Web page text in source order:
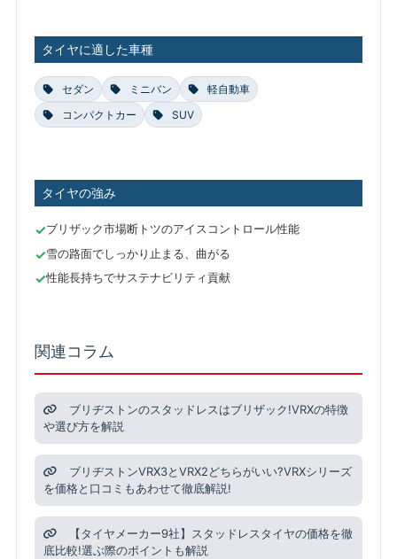
タイヤに適した車種
セダン ミニバン
軽自動車
コンパクトカー
SUV
タイヤの強み
ブリザック市場断トツのアイスコントロール性能
雪の路面でしっかり止まる、曲がる
性能長持ちでサステナビリティ貢献
関連コラム
ブリヂストンのスタッドレスはブリザック!VRXの特徴
や選び方を解説
ブリヂストンVRX3とVRX2どちらがいい?VRXシリーズ
を価格と口コミもあわせて徹底解説!
【タイヤメーカー9社】スタッドレスタイヤの価格を徹
底比較!選ぶ際のポイントも解説